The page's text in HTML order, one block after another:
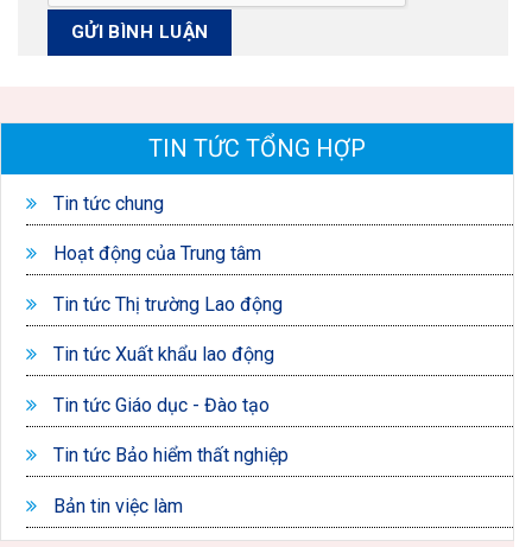
TIN TỨC TỔNG HỢP
Tin tức chung
Hoạt động của Trung tâm
Tin tức Thị trường Lao động
Tin tức Xuất khẩu lao động
Tin tức Giáo dục - Đào tạo
Tin tức Bảo hiểm thất nghiệp
Bản tin việc làm